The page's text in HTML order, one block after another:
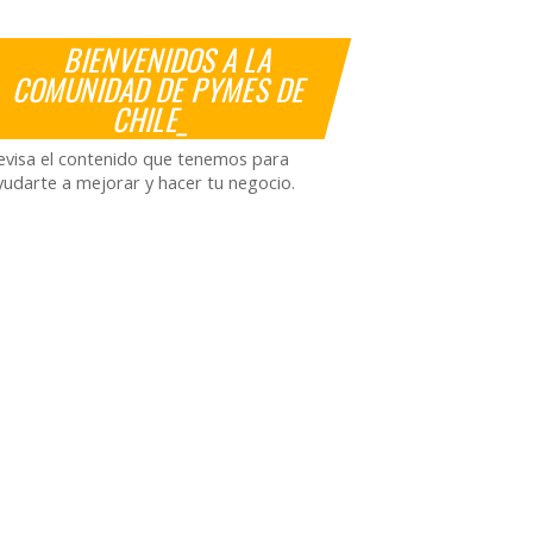
BIENVENIDOS A LA
COMUNIDAD DE PYMES DE
CHILE_
el contenido que tenemos para
a mejorar y hacer tu negocio.